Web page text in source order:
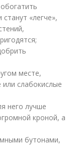
«легче»,
месте,
слабокислые
него лучше
кроной, а
бутонами,